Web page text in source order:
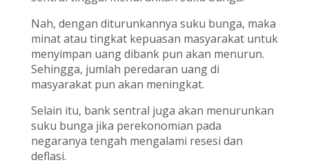
Nah, dengan diturunkannya suku bunga, maka
minat atau tingkat kepuasan masyarakat untuk
menyimpan uang dibank pun akan menurun.
Sehingga, jumlah peredaran uang di
masyarakat pun akan meningkat.
Selain itu, bank sentral juga akan menurunkan
suku bunga jika perekonomian pada
negaranya tengah mengalami resesi dan
deflasi.